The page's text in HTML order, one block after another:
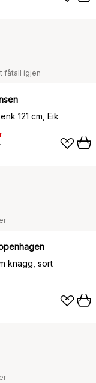
fåtall igjen
121 cm, Eik
knagg, sort